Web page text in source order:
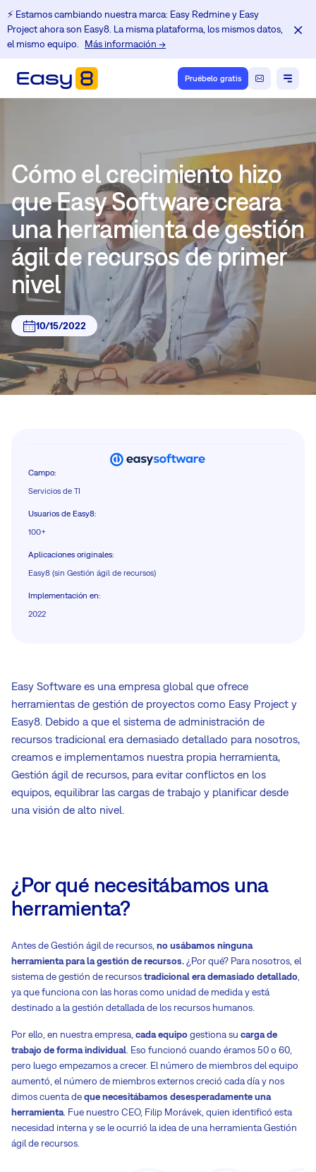
⚡️ Estamos cambiando nuestra marca: Easy Redmine y Easy
Project ahora son Easy8. La misma plataforma, los mismos datos,
el mismo equipo.
Más información →
Pruébelo gratis
Cómo el crecimiento hizo
que Easy Software creara
una herramienta de gestión
ágil de recursos de primer
nivel
10/15/2022
Campo:
Servicios de TI
Usuarios de Easy8:
100+
Aplicaciones originales:
Easy8 (sin Gestión ágil de recursos)
Implementación en:
2022
Easy Software es una empresa global que ofrece
herramientas de gestión de proyectos como Easy Project y
Easy8. Debido a que el sistema de administración de
recursos tradicional era demasiado detallado para nosotros,
creamos e implementamos nuestra propia herramienta,
Gestión ágil de recursos, para evitar conflictos en los
equipos, equilibrar las cargas de trabajo y planificar desde
una visión de alto nivel.
¿Por qué necesitábamos una
herramienta?
Antes de Gestión ágil de recursos, no usábamos ninguna
herramienta para la gestión de recursos. ¿Por qué? Para nosotros, el
sistema de gestión de recursostradicional era demasiado detallado
ya que funciona con las horas como unidad de medida y está
destinado a la gestión detallada de los recursos humanos.
Por ello, en nuestra empresa, cada equipogestiona su carga de
trabajo de forma individual . Eso funcionó cuando éramos 50 o 60,
pero luego empezamos a crecer. El número de miembros del equipo
aumentó, el número de miembros externos creció cada día y nos
dimos cuenta deque necesitábamos desesperadamente una
herramienta. Fue nuestro CEO, Filip Morávek, quien identificó esta
necesidad interna y se le ocurrió la idea de una herramienta Gestión
ágil de recursos.